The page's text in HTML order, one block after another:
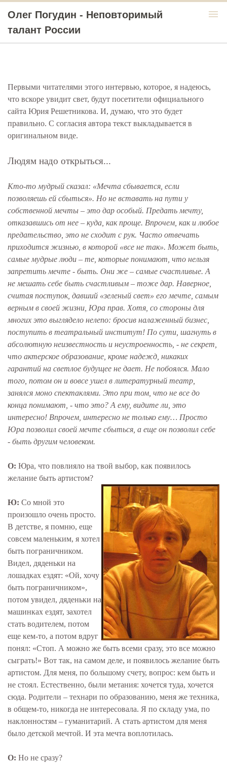
Олег Погудин - Неповторимый
талант России
menu
Первыми читателями этого интервью, которое, я надеюсь,
что вскоре увидит свет, будут посетители официального
сайта Юрия Решетникова. И, думаю, что это будет
правильно. С согласия автора текст выкладывается в
оригинальном виде.
Людям надо открыться...
Кто-то мудрый сказал: «Мечта сбывается, если
позволяешь ей сбыться». Но не вставать на пути у
собственной мечты – это дар особый. Предать мечту,
отказавшись от нее – куда, как проще. Впрочем, как и любое
предательство, это не сходит с рук. Часто отвечать
приходится жизнью, в которой «все не так». Может быть,
самые мудрые люди – те, которые понимают, что нельзя
запретить мечте - быть. Они же – самые счастливые. А
не мешать себе быть счастливым – тоже дар. Наверное,
считая поступок, давший «зеленый свет» его мечте, самым
верным в своей жизни, Юра прав. Хотя, со стороны для
многих это выглядело нелепо: бросив налаженный бизнес,
поступить в театральный институт! По сути, шагнуть в
абсолютную неизвестность и неустроенность, - не секрет,
что актерское образование, кроме надежд, никаких
гарантий на светлое будущее не дает. Не побоялся. Мало
того, потом он и вовсе ушел в литературный театр,
занялся моно спектаклями. Это при том, что не все до
конца понимают, - что это? А ему, видите ли, это
интересно! Впрочем, интересно не только ему… Просто
Юра позволил своей мечте сбыться, а еще он позволил себе
- быть другим человеком.
О: Юра, что повлияло на твой выбор, как появилось
желание быть артистом?
Ю: Со мной это
произошло очень просто.
В детстве, я помню, еще
совсем маленьким, я хотел
быть пограничником.
Видел, дяденьки на
лошадках ездят: «Ой, хочу
быть пограничником»,
потом увидел, дяденьки на
машинках ездят, захотел
стать водителем, потом
еще кем-то, а потом вдруг
понял: «Стоп. А можно же быть всеми сразу, это все можно
сыграть!» Вот так, на самом деле, и появилось желание быть
артистом. Для меня, по большому счету, вопрос: кем быть и
не стоял. Естественно, были метания: хочется туда, хочется
сюда. Родители – технари по образованию, меня же техника,
в общем-то, никогда не интересовала. Я по складу ума, по
наклонностям – гуманитарий. А стать артистом для меня
было детской мечтой. И эта мечта воплотилась.
О: Но не сразу?